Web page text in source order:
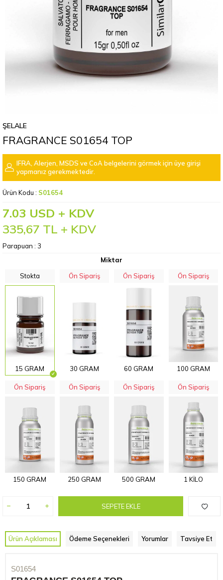
ŞELALE
FRAGRANCE S01654 TOP
IFRA, Alerjen, MSDS ve CoA belgelerini görmek için üye girişi
yapmanız gerekmektedir.
Ürün Kodu : S01654
7.03 USD + KDV
335,67 TL + KDV
Parapuan : 3
Miktar
Stokta
15 GRAM
Ön Sipariş
30 GRAM
Ön Sipariş
60 GRAM
Ön Sipariş
100 GRAM
Ön Sipariş
150 GRAM
Ön Sipariş
250 GRAM
Ön Sipariş
500 GRAM
Ön Sipariş
1 KİLO
SEPETE EKLE
Ürün Açıklaması Ödeme Seçenekleri Yorumlar Tavsiye Et
S01654